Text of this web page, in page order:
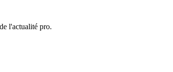
l'actualité pro.